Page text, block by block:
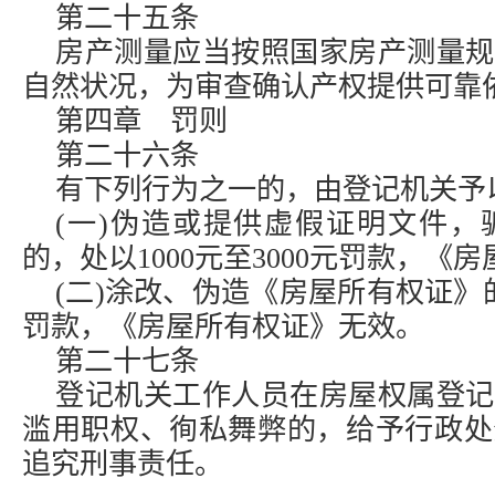
第二十五条
房产测量应当按照国家房产测量
自然状况，为审查确认产权提供可靠
第四章 罚则
第二十六条
有下列行为之一的，由登记机关予
(一)伪造或提供虚假证明文件，
的，处以1000元至3000元罚款，《
(二)涂改、伪造《房屋所有权证》
罚款，《房屋所有权证》无效。
第二十七条
登记机关工作人员在房屋权属登
滥用职权、徇私舞弊的，给予行政
追究刑事责任。